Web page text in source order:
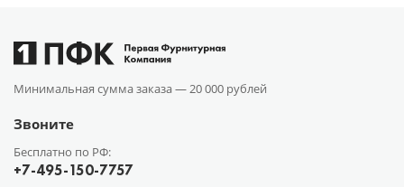
Минимальная сумма заказа —20 000 рублей
Звоните
Бесплатно по РФ:
+7-495-150-7757